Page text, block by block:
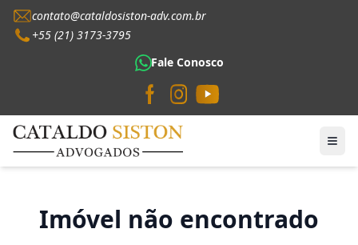
contato@cataldosiston-adv.com.br
+55 (21) 3173-3795
Fale Conosco
Imóvel não encontrado